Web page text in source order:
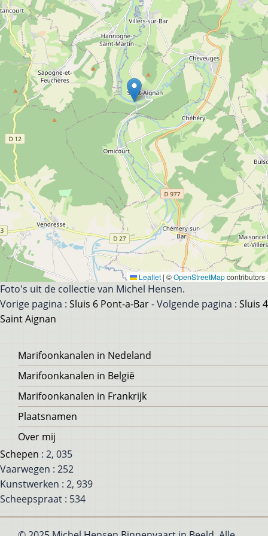
Leaflet | ©OpenStreetMapcontributors
Foto's uit de collectie van Michel Hensen.
Vorige pagina : Sluis 6 Pont-a-Bar- Volgende pagina : Sluis 4
Saint Aignan
Voet
Marifoonkanalen in Nedeland
Marifoonkanalen in België
Marifoonkanalen in Frankrijk
Plaatsnamen
Over mij
Schepen : 2, 035
Vaarwegen : 252
Kunstwerken : 2, 939
Scheepspraat : 534